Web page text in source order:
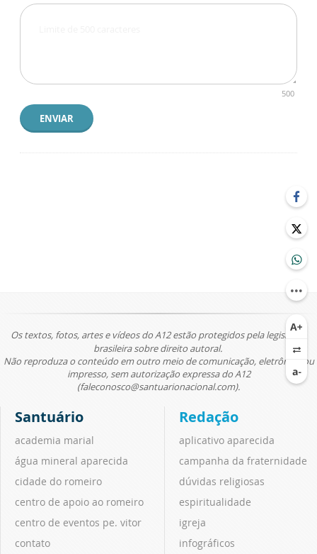
500
ENVIAR
Os textos, fotos, artes e vídeos do A12 estão protegidos pela legislação
brasileira sobre direito autoral.
Não reproduza o conteúdo em outro meio de comunicação, eletrônico ou
impresso, sem autorização expressa do A12
(faleconosco@santuarionacional.com).
Santuário
academia marial
água mineral aparecida
cidade do romeiro
centro de apoio ao romeiro
centro de eventos pe. vitor
contato
Redação
aplicativo aparecida
campanha da fraternidade
dúvidas religiosas
espiritualidade
igreja
infográficos